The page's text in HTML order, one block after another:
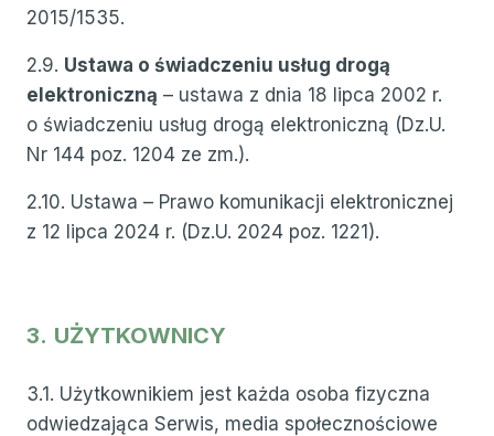
2015/1535.
2.9. Ustawa o świadczeniu usług drogą
elektroniczną – ustawa z dnia 18 lipca 2002 r.
o świadczeniu usług drogą elektroniczną (Dz.U.
Nr 144 poz. 1204 ze zm.).
2.10. Ustawa – Prawo komunikacji elektronicznej
z 12 lipca 2024 r. (Dz.U. 2024 poz. 1221).
3. UŻYTKOWNICY
3.1. Użytkownikiem jest każda osoba fizyczna
odwiedzająca Serwis, media społecznościowe